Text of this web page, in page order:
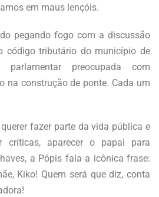
em maus lençóis.
pegando fogo com a discussão
código tributário do município de
preocupada com
na construção de ponte. Cada um
fazer parte da vida pública e
críticas, aparecer o papai para
a Pópis fala a icônica frase:
Kiko! Quem será que diz, conta